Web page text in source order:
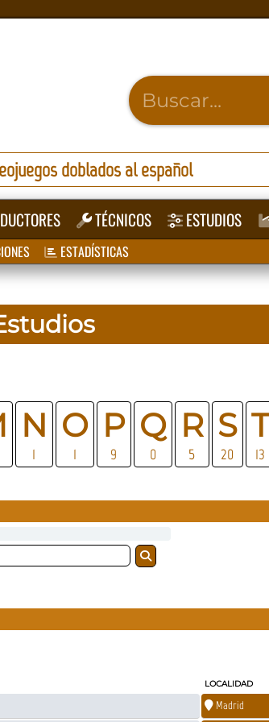
doblados al español
TÉCNICOS ESTUDIOS
ESTADÍSTICAS
N
1
O
1
P
9
Q
0
R
5
S
20
T
13
LOCALIDAD
Madrid